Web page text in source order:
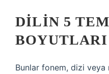
DILIN 5
Bunlar fonem, dizi